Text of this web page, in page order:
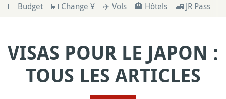
💶 Budget 💴 Change ¥ ✈️ Vols 🏨 Hôtels 🚄 JR Pass
VISAS POUR LE JAPON :
TOUS LES ARTICLES